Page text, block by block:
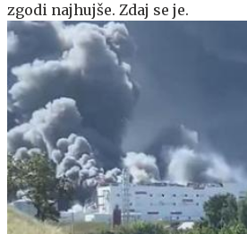
zgodi najhujše. Zdaj se je.